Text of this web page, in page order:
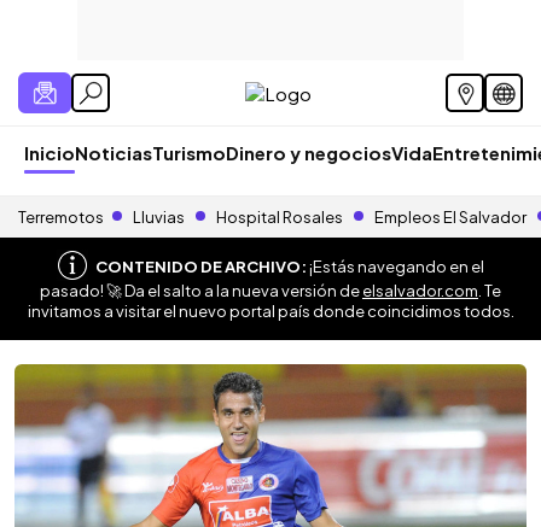
InicioNoticiasTurismoDinero y negociosVida
Terremotos Lluvias Hospital Rosales Empleos El Salvador
CONTENIDO DE ARCHIVO:¡Estás navegando en el
pasado! 🚀 Da el salto a la nueva versión deelsalvador.com . Te
invitamos a visitar el nuevo portal país donde coincidimos todos.